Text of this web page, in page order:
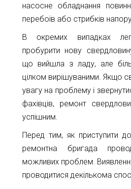
насосне обладнання
перебоїв або стрибків
В окремих випадках
пробурити нову
що вийшла з ладу, але
цілком вирішуваними. Якщо
увагу на проблему і
фахівців, ремонт
успішним.
Перед тим, як приступити
ремонтна бригада
можливих проблем.
проводитися декількома